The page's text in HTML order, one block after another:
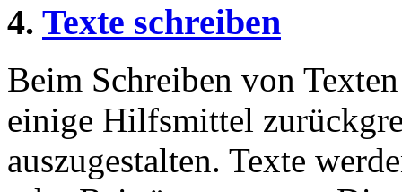
4. Texte schreiben
Beim Schreiben von
einige Hilfsmittel
auszugestalten. Texte